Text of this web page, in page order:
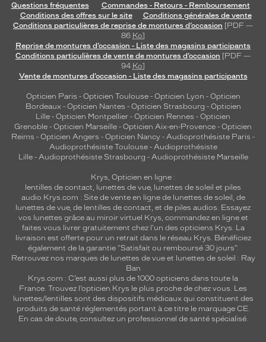
Questions fréquentes
Commandes - Retours - Remboursement
Conditions des offres sur le site
Conditions générales de vente
Conditions particulières de reprise de montures d’occasion [PDF —
86 Ko]
Reprise de montures d’occasion - Liste des magasins participants
Conditions particulières de vente de montures d’occasion [PDF —
94 Ko]
Vente de montures d’occasion - Liste des magasins participants
Opticien Paris - Opticien Toulouse- Opticien Lyon - Opticien
Bordeaux- Opticien Nantes - Opticien Strasbourg - Opticien
Lille - Opticien Montpellier - Opticien Rennes - Opticien
Grenoble - Opticien Marseille - Opticien Aix-en-Provence - Opticien
Reims - Opticien Angers - Opticien Nancy - Audioprothésiste Paris -
Audioprothésiste Toulouse- Audioprothésiste
Lille- Audioprothésiste Strasbourg - Audioprothésiste Marseille
Krys, Opticien en ligne :
lentilles de contact, lunettes de vue, lunettes de soleil et piles
audio Krys.com : Site de vente en ligne de lunettes de soleil, de
lunettes de vue, de lentilles de contact, et de piles audios. Essayez
vos lunettes grâce au miroir virtuel Krys, commandez en ligne et
faites vous livrer gratuitement chez l'un des opticiens Krys. La
livraison est offerte pour un retrait dans le réseau Krys. Bénéficiez
également de la garantie "Satisfait ou remboursé 30 jours".
Retrouvez nos marques de lunettes de vue et lunettes de soleil : Ray
Ban
Krys.com : C’est aussi plus de 1000 opticiens dans toute la
France. Trouvez l’opticien Krys le plus proche de chez vous. Les
lunettes/lentilles sont des dispositifs médicaux qui constituent des
produits de santé réglementés portant à ce titre le marquage CE.
En cas de doute, consultez un professionnel de santé spécialisé.